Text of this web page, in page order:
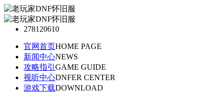
278120610
官网首页HOME PAGE
新闻中心NEWS
攻略指引GAME GUIDE
视听中心DNFER CENTER
游戏下载DOWNLOAD